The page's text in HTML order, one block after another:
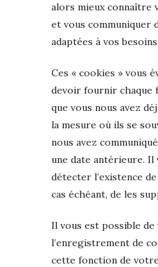
alors mieux connaître
et vous communiquer
adaptées à vos besoins.
Ces « cookies » vous
devoir fournir chaque
que vous nous avez
la mesure où ils se
nous avez
une date antérieure. Il
détecter l’existence
cas échéant, de les
Il vous est possible
l’enregistrement de
cette fonction de